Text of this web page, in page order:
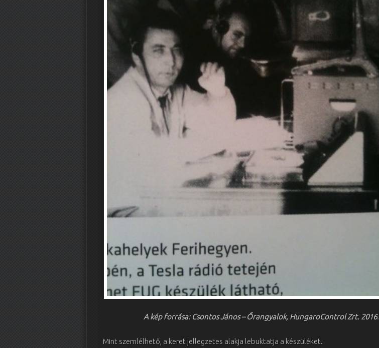
A kép forrása: Csontos János – Őrangyalok, HungaroControl Zrt. 2016.
Mint szemlélhető, a keret jellegzetes alakja lebuktatja a készüléket.